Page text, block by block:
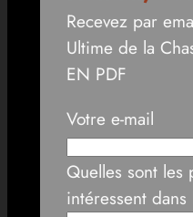
Recevez par
Ultime de la
EN PDF
Votre e-mail
Quelles sont les
intéressent